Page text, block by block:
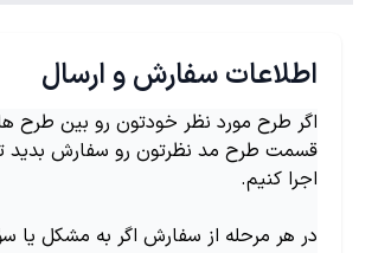
اطلاعات سفارش و ارسال
اگر طرح مورد نظر خودتون رو بین طرح
قسمت طرح مد نظرتون رو سفارش بدید
اجرا کنیم.
در هر مرحله از سفارش اگر به مشکل یا